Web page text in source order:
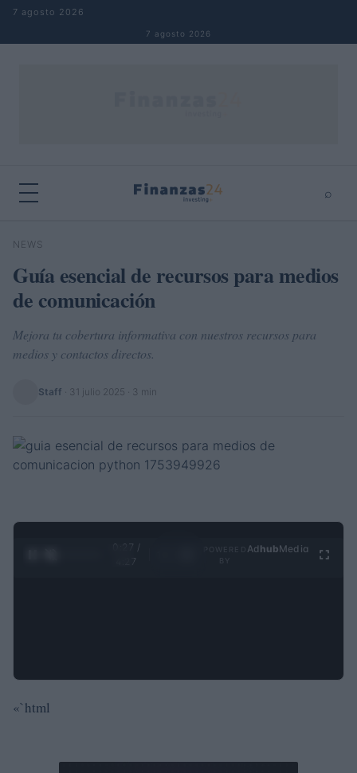
Saltar al contenido
7 agosto 2026
7 agosto 2026
⌕
Buscar
NEWS
Guía esencial de recursos para medios
de comunicación
Mejora tu cobertura informativa con nuestros recursos para
medios y contactos directos.
Staff 31 julio 2025 · 3 min
0:28 /
4:27
Ad hubMedia
«`html